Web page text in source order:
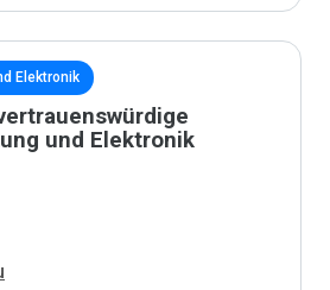
Elektronik
und Elektronik